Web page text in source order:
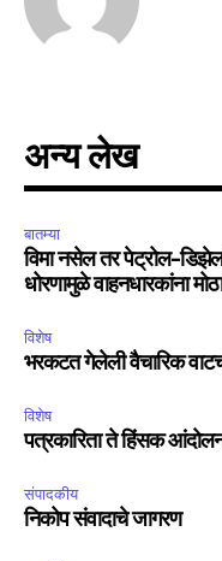
अन्य लेख
बातम्या
विमा नसेल तर पेट्रोल-
धोरणामुळे वाहनधारकांना
विशेष
भरकटत गेलेली वैचारिक
विशेष
पत्रकारिता ते हिंसक
संपादकीय
निकोप संवादाचे जागरण